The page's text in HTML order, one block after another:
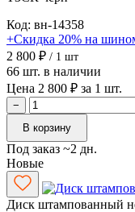
Код: вн-14358
+Скидка 20% на
2 800 ₽ / 1 шт
66 шт. в наличии
Цена 2 800 ₽ за 1 шт.
−
В корзину
Под заказ ~2 дн.
Новые
Диск штампованный